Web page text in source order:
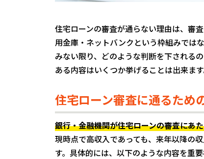
住宅ローンの審査が通らない理由は、審
用金庫・ネットバンクという枠組みでは
みない限り、どのような判断を下される
ある内容はいくつか挙げることは出来ま
住宅ローン審査に通るため
銀行・金融機関が住宅ローンの審査にあ
現時点で高収入であっても、来年以降の
す。具体的には、以下のような内容を重要